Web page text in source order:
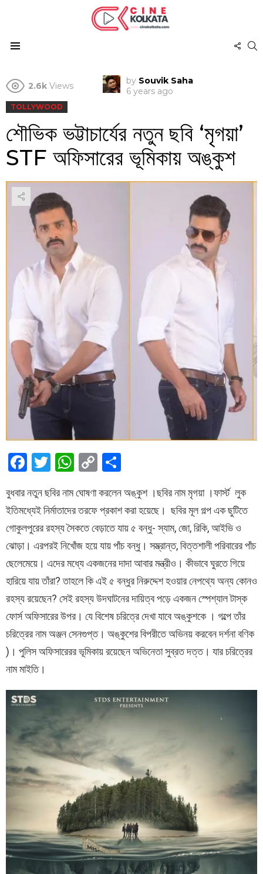
2.6k Views by Souvik Saha
6 years ago
TOLLYWOOD
শৌভিক ভট্টাচার্যের নতুন ছবি ‘মৃগয়া’
STF অফিসারের ভূমিকায় অঙ্কুশ
Facebook
Twitter
WhatsApp
Copy
বুধবার নতুন ছবির নাম ঘোষণা করলেন অঙ্কুশ ।ছবির নাম মৃগয়া ।ফার্স্ট লুক
ইতিমধ্যেই নির্মাতাদের তরফে প্রকাশ করা হয়েছে। ছবির মূল গল্প এক ছুটিতে
গোকুলপুরের রহস্য সৈকতে বেড়াতে যায় ৫ বন্ধু- স্যাম, জো, রিকি, আইভি ও
ঝোড়া। এরপরই নিখোঁজ হয়ে যায় পাঁচ বন্ধু। সম্ভ্রান্ত, বিত্তশালী পরিবারের পাঁচ
ছেলেমেয়ে। এদের মধ্যে একজনের দাদা আবার মন্ত্রীও। কীভাবে ঘুরতে গিয়ে
হারিয়ে যায় তাঁরা? তাহলে কি এই ৫ বন্ধুর নিরুদ্দেশ হওয়ার নেপথ্যে অন্য কোনও
রহস্য রয়েছেন? সেই রহস্য উদঘাটনের দায়িত্ব পড়ে একজন স্পেশ্যাল টাস্ক
ফোর্স অফিসারের উপর। যে বিশেষ চরিত্রে দেখা যাবে অঙ্কুশকে । গল্পে তাঁর
চরিত্রের নাম অঞ্জন সেনগুপ্ত। অঙ্কুশের বিপরীতে অভিনয় করবেন দর্শনা বণিক
)। পুলিস অফিসারেরর ভূমিকায় রয়েছেন অভিনেতা সুব্রত দত্ত। যার চরিত্রের
নাম মাইতি।